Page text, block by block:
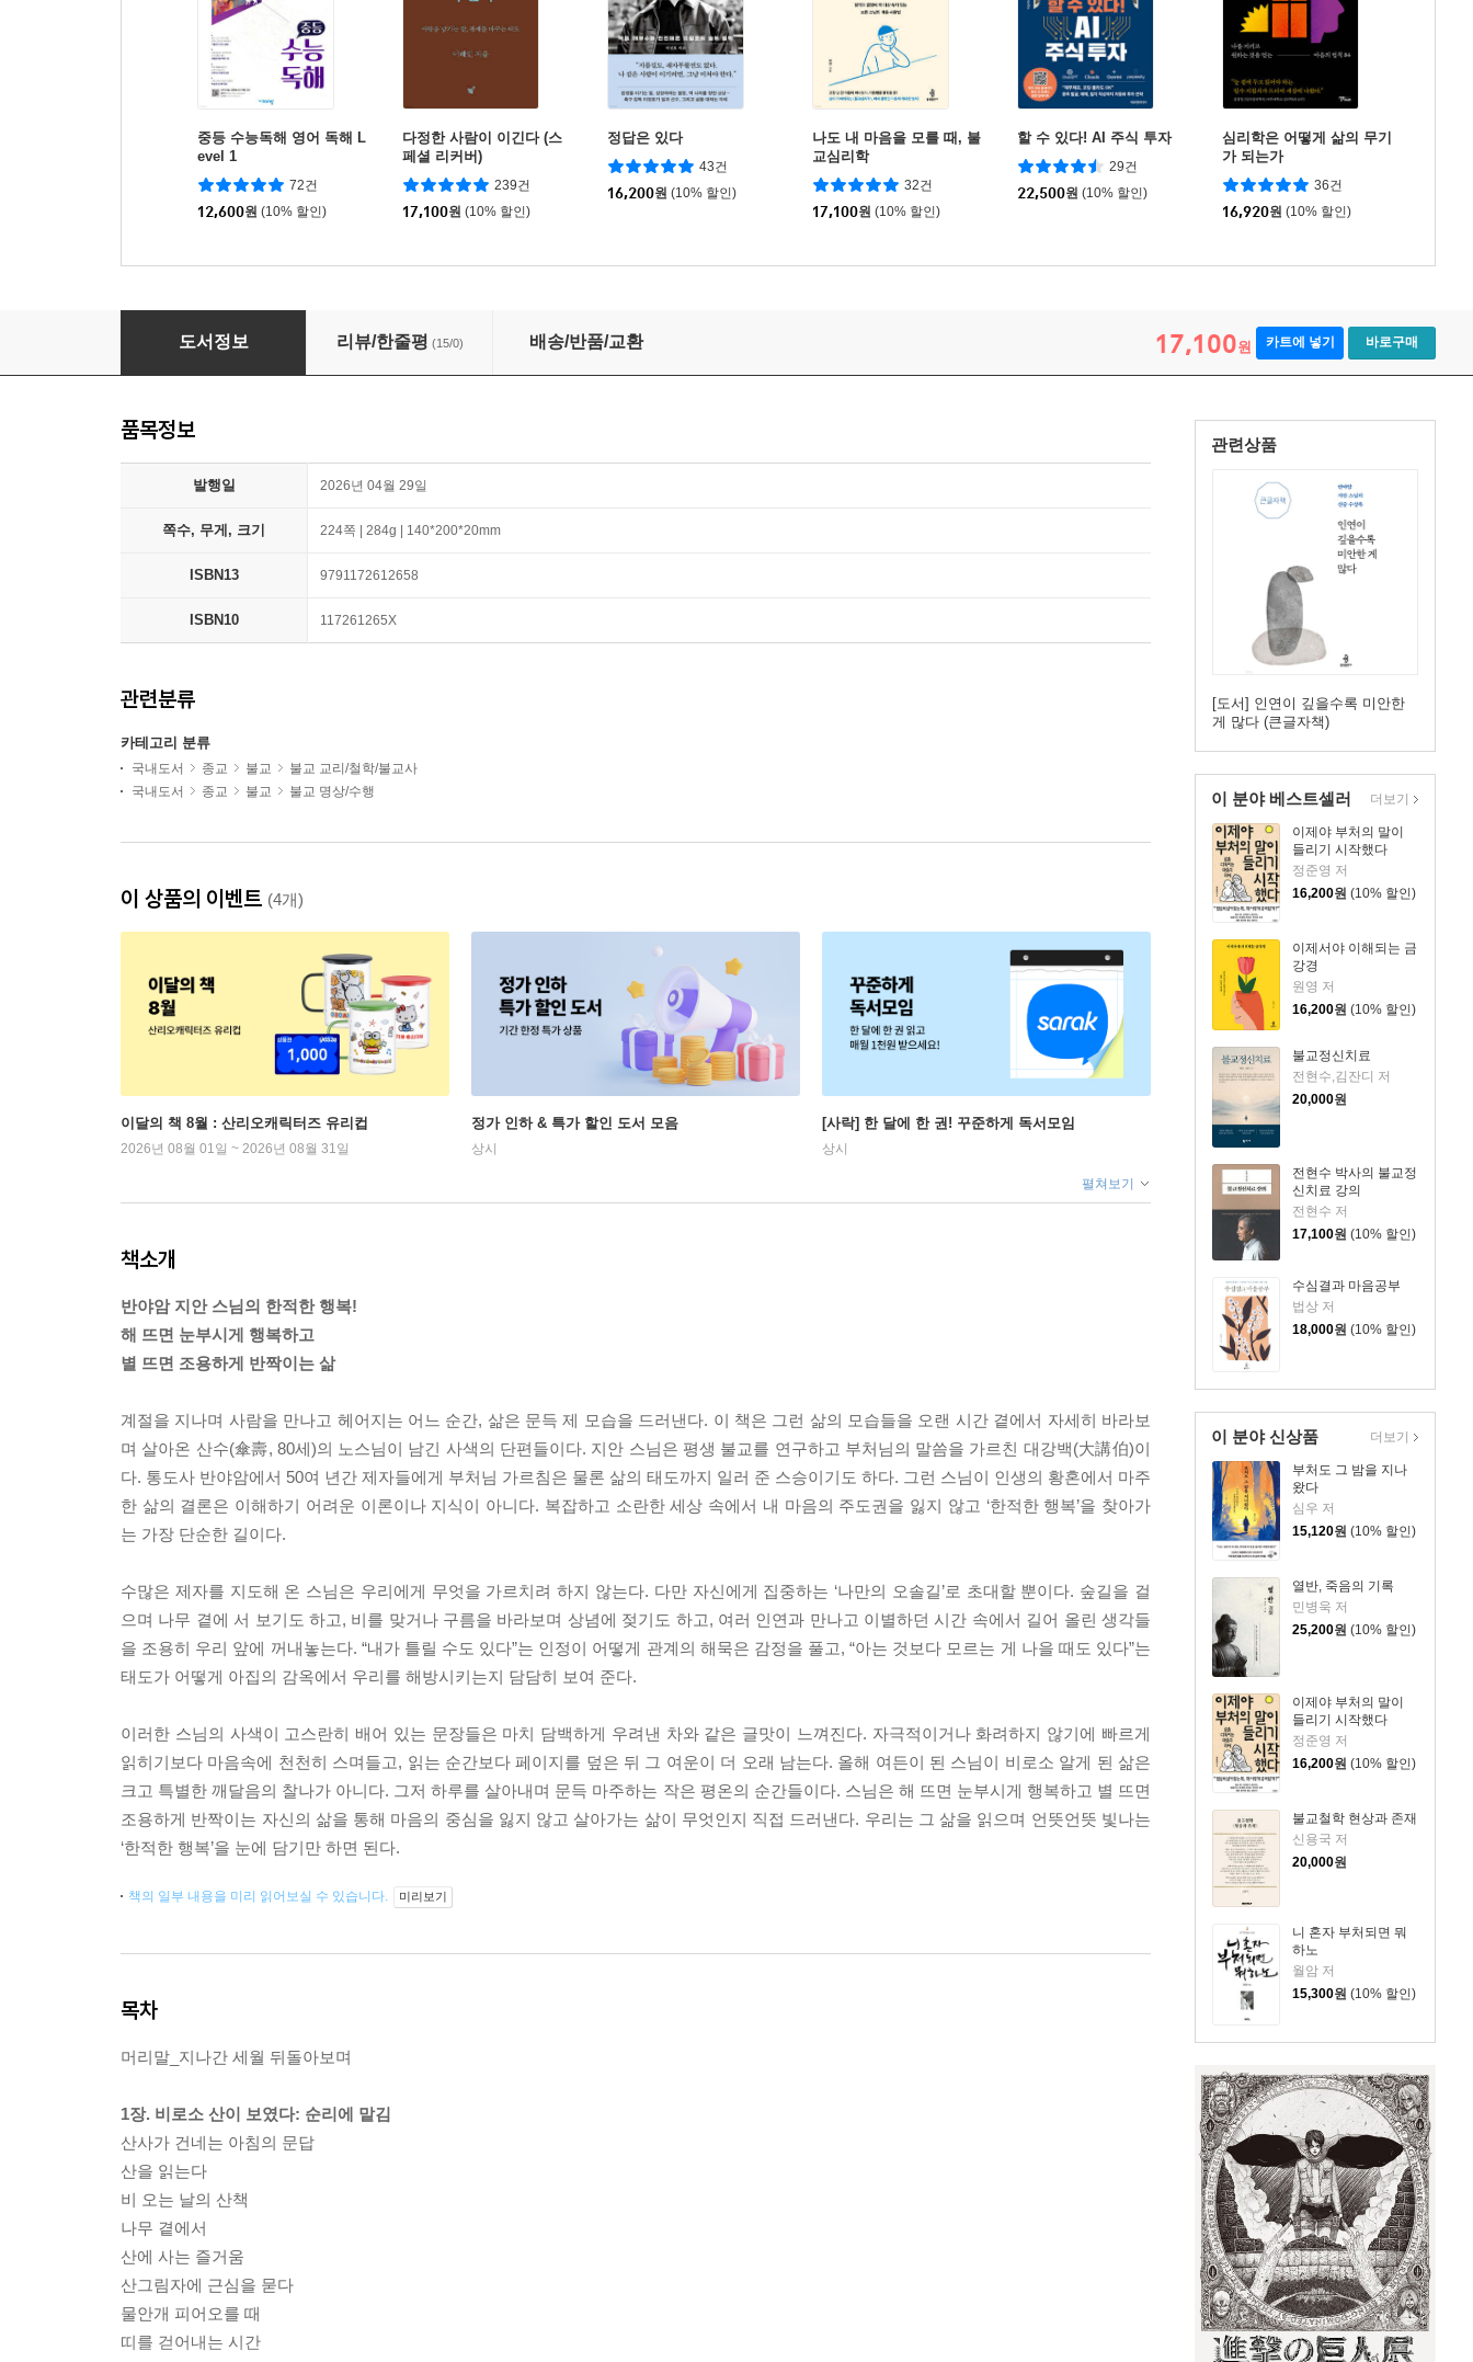
중등 수능독해 영어 독해 L
evel 1
72건
12,600원 (10% 할인)
다정한 사람이 이긴다 (스
페셜 리커버)
239건
17,100원 (10% 할인)
정답은 있다
43건
16,200원 (10% 할인)
나도 내 마음을 모를 때, 불
교심리학
32건
17,100원 (10% 할인)
할 수 있다! AI 주식 투자
29건
22,500원 (10% 할인)
심리학은 어떻게 삶의 무기
가 되는가
36건
16,920원 (10% 할인)
인연이 깊을수록 미안한 게 많다
도서정보 리뷰/한줄평 (15/0) 배송/반품/교환 17,100원 카트에 넣기 바로구매
관련상품
[도서] 인연이 깊을수록 미안한
게 많다 (큰글자책)
이 분야 베스트셀러
이제야 부처의 말이
들리기 시작했다
정준영 저
16,200원 (10% 할인)
이제서야 이해되는 금
강경
원영 저
16,200원 (10% 할인)
불교정신치료
전현수,김잔디 저
20,000원
전현수 박사의 불교정
신치료 강의
전현수 저
17,100원 (10% 할인)
수심결과 마음공부
법상 저
18,000원 (10% 할인)
더보기
이 분야 신상품
부처도 그 밤을 지나
왔다
심우 저
15,120원 (10% 할인)
열반, 죽음의 기록
민병욱 저
25,200원 (10% 할인)
이제야 부처의 말이
들리기 시작했다
정준영 저
16,200원 (10% 할인)
불교철학 현상과 존재
신용국 저
20,000원
니 혼자 부처되면 뭐
하노
월암 저
15,300원 (10% 할인)
더보기
품목정보
발행일 2026년 04월 29일
쪽수, 무게, 크기 224쪽 | 284g | 140*200*20mm
ISBN13 9791172612658
ISBN10 117261265X
관련분류
카테고리 분류
국내도서 종교 불교
불교 교리/철학/불교사
국내도서
종교 불교 불교 명상/수행
이 상품의 이벤트 (4개)
이달의 책 8월 : 산리오캐릭터즈 유리컵
2026년 08월 01일 ~ 2026년 08월 31일
정가 인하 & 특가 할인 도서 모음
상시
[사락] 한 달에 한 권! 꾸준하게 독서모임
상시
펼쳐보기
책소개
반야암 지안 스님의 한적한 행복!
해 뜨면 눈부시게 행복하고
별 뜨면 조용하게 반짝이는 삶
계절을 지나며 사람을 만나고 헤어지는 어느 순간, 삶은 문득 제 모습을 드러낸다. 이 책은 그런 삶의 모습들을 오랜 시간 곁에서 자세히 바라보
며 살아온 산수(傘壽, 80세)의 노스님이 남긴 사색의 단편들이다. 지안 스님은 평생 불교를 연구하고 부처님의 말씀을 가르친 대강백(大講伯)이
다. 통도사 반야암에서 50여 년간 제자들에게 부처님 가르침은 물론 삶의 태도까지 일러 준 스승이기도 하다. 그런 스님이 인생의 황혼에서 마주
한 삶의 결론은 이해하기 어려운 이론이나 지식이 아니다. 복잡하고 소란한 세상 속에서 내 마음의 주도권을 잃지 않고 ‘한적한 행복’을 찾아가
는 가장 단순한 길이다.
수많은 제자를 지도해 온 스님은 우리에게 무엇을 가르치려 하지 않는다. 다만 자신에게 집중하는 ‘나만의 오솔길’로 초대할 뿐이다. 숲길을 걸
으며 나무 곁에 서 보기도 하고, 비를 맞거나 구름을 바라보며 상념에 젖기도 하고, 여러 인연과 만나고 이별하던 시간 속에서 길어 올린 생각들
을 조용히 우리 앞에 꺼내놓는다. “내가 틀릴 수도 있다”는 인정이 어떻게 관계의 해묵은 감정을 풀고, “아는 것보다 모르는 게 나을 때도 있다”는
태도가 어떻게 아집의 감옥에서 우리를 해방시키는지 담담히 보여 준다.
이러한 스님의 사색이 고스란히 배어 있는 문장들은 마치 담백하게 우려낸 차와 같은 글맛이 느껴진다. 자극적이거나 화려하지 않기에 빠르게
읽히기보다 마음속에 천천히 스며들고, 읽는 순간보다 페이지를 덮은 뒤 그 여운이 더 오래 남는다. 올해 여든이 된 스님이 비로소 알게 된 삶은
크고 특별한 깨달음의 찰나가 아니다. 그저 하루를 살아내며 문득 마주하는 작은 평온의 순간들이다. 스님은 해 뜨면 눈부시게 행복하고 별 뜨면
조용하게 반짝이는 자신의 삶을 통해 마음의 중심을 잃지 않고 살아가는 삶이 무엇인지 직접 드러낸다. 우리는 그 삶을 읽으며 언뜻언뜻 빛나는
‘한적한 행복’을 눈에 담기만 하면 된다.
책의 일부 내용을 미리 읽어보실 수 있습니다. 미리보기
목차
머리말_지나간 세월 뒤돌아보며
1장. 비로소 산이 보였다: 순리에 맡김
산사가 건네는 아침의 문답
산을 읽는다
비 오는 날의 산책
나무 곁에서
산에 사는 즐거움
산그림자에 근심을 묻다
물안개 피어오를 때
띠를 걷어내는 시간